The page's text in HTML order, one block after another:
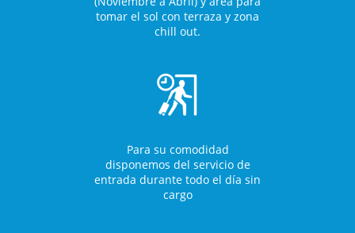
tomar el sol con terraza y zona
chill out.
Para su comodidad
disponemos del servicio de
entrada durante todo el día sin
cargo